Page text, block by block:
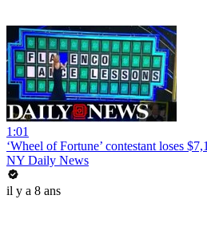
1:01
‘Wheel of Fortune’ contestant loses
NY Daily News
il y a 8 ans